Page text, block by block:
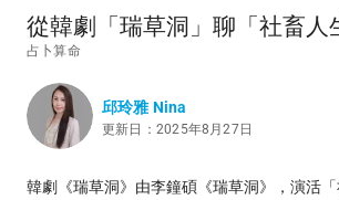
從韓劇「瑞草洞」聊「社畜人
占卜算命
邱玲雅 Nina
更新日：2025年8月27日
韓劇《瑞草洞》 由李鐘碩《瑞草洞》， 演活